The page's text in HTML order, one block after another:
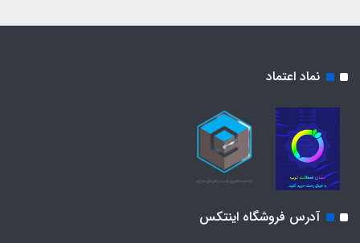
نماد اعتماد
آدرس فروشگاه اینتکس